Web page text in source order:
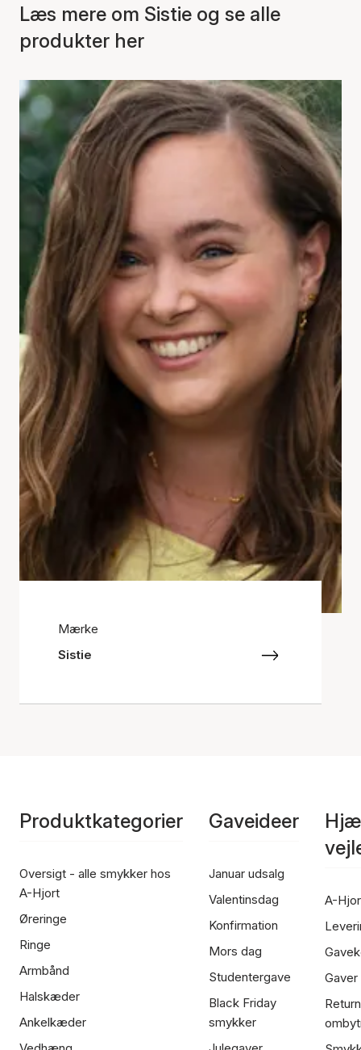
Læs mere om Sistie og se alle
produkter her
Mærke
Sistie
Produktkategorier
Oversigt - alle smykker hos
A-Hjort
Øreringe
Ringe
Armbånd
Halskæder
Ankelkæder
Gaveideer
Januar udsalg
Valentinsdag
Konfirmation
Mors dag
Studentergave
Black Friday
smykker
A-